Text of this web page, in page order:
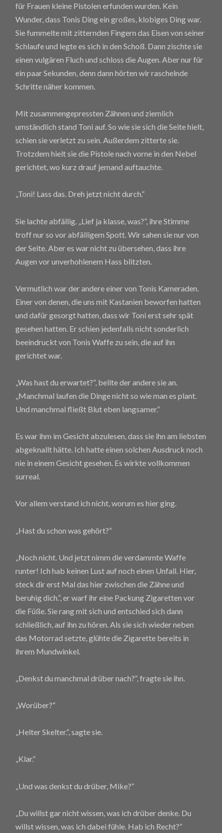
für Frauen kleine Pistolen erfunden wurden. Kein
Wunder, dass Tonis Ding ein großes, klobiges Ding war.
Sie fummelte mit zitternden Fingern das Eisen von seiner
Schlaufe und legte es sich in den Schoß. Dann zischte sie
einen vulgären Fluch und schloss die Augen. Aber nur für
ein paar Sekunden, denn dann hörten wir raschelnde
Schritte näher kommen.
Mit zusammengepressten Zähnen und ziemlich
umständlich stand Toni auf. So wie sie sich die Seite hielt,
schien sie verletzt zu sein. Außerdem zitterte sie.
Trotzdem hielt sie die Pistole nach vorne in den Nebel
gerichtet, wo kurz drauf jemand auftauchte.
„Toni! Lass das. Dreh jetzt nicht durch.“
Sie lachte abfällig. „Lief ja klasse, was?“, ihre Stimme
troff nur so vor abfälligem Spott. Wir sahen sie nur von
der Seite. Aber es war nicht zu übersehen, dass ihre
Augen vor unverhohlenem Hass blitzten.
Vermutlich war der andere einer von Tonis Kameraden.
Einer von denen, die uns mit Kastanien beworfen hatten
und dafür gesorgt hatten, dass wir Toni erst sehr spät
gesehen hatten. Er schien jedenfalls nicht sonderlich
beeindruckt von Tonis Waffe zu sein, die auf ihn
gerichtet war.
„Was hast du erwartet?“, bellte der andere sie an.
„Manchmal laufen die Dinge nicht so wie man es plant.
Und manchmal fließt Blut eben langsamer.“
Es war ihm im Gesicht abzulesen, dass sie ihn am liebsten
abgeknallt hätte. Ich hatte einen solchen Ausdruck noch
nie in einem Gesicht gesehen. Es wirkte vollkommen
surreal.
Vor allem verstand ich nicht, worum es hier ging.
„Hast du schon was gehört?“
„Noch nicht. Und jetzt nimm die verdammte Waffe
runter! Ich hab keinen Lust auf noch einen Unfall. Hier,
steck dir erst Mal das hier zwischen die Zähne und
beruhig dich.“, er warf ihr eine Packung Zigaretten vor
die Füße. Sie rang mit sich und entschied sich dann
schließlich, auf ihn zu hören. Als sie sich wieder neben
das Motorrad setzte, glühte die Zigarette bereits in
ihrem Mundwinkel.
„Denkst du manchmal drüber nach?“, fragte sie ihn.
„Worüber?“
„Helter Skelter.“, sagte sie.
„Klar.“
„Und was denkst du drüber, Mike?“
„Du willst gar nicht wissen, was ich drüber denke. Du
willst wissen, was ich dabei fühle. Hab ich Recht?“